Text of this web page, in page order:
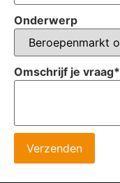
Onderwerp
Omschrijf je vraag*
Verzenden